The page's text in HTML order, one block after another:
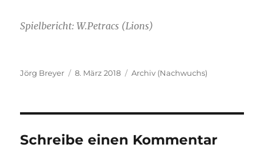
Spielbericht: W.Petracs (Lions)
Autor
Jörg Breyer
Veröffentlicht
8. März 2018 Kategorien
Archiv (Nachwuchs)
Schreibe einen Kommentar